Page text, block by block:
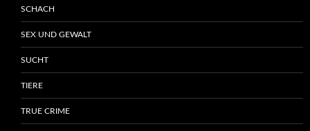
SCHACH
SEX UND GEWALT
SUCHT
TIERE
TRUE CRIME